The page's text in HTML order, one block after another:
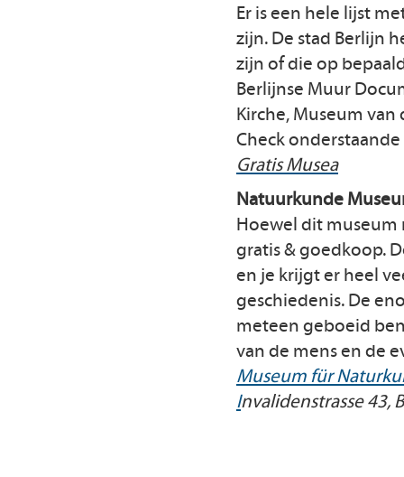
Er is een hele lijst
zijn. De stad Berlijn
zijn of die op
Berlijnse Muur
Kirche, Museum
Check
Gratis Musea
Natuurkunde
Hoewel dit museum
gratis & goedkoop.
en je krijgt er heel
geschiedenis. De
meteen geboeid
van de mens en de
Museum für
Invalidenstrasse 43,